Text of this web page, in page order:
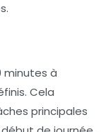
minutes à
Cela
principales